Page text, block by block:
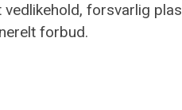
forsvarlig
forbud.